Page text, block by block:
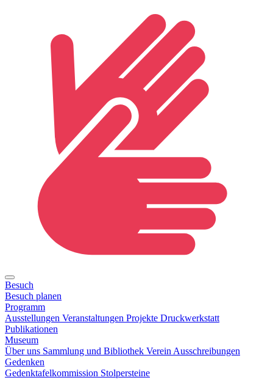
Besuch
Besuch planen
Programm
Ausstellungen Veranstaltungen Projekte Druckwerkstatt
Publikationen
Museum
Über uns Sammlung und Bibliothek VereinAusschreibungen
Gedenken
Gedenktafelkommission Stolpersteine